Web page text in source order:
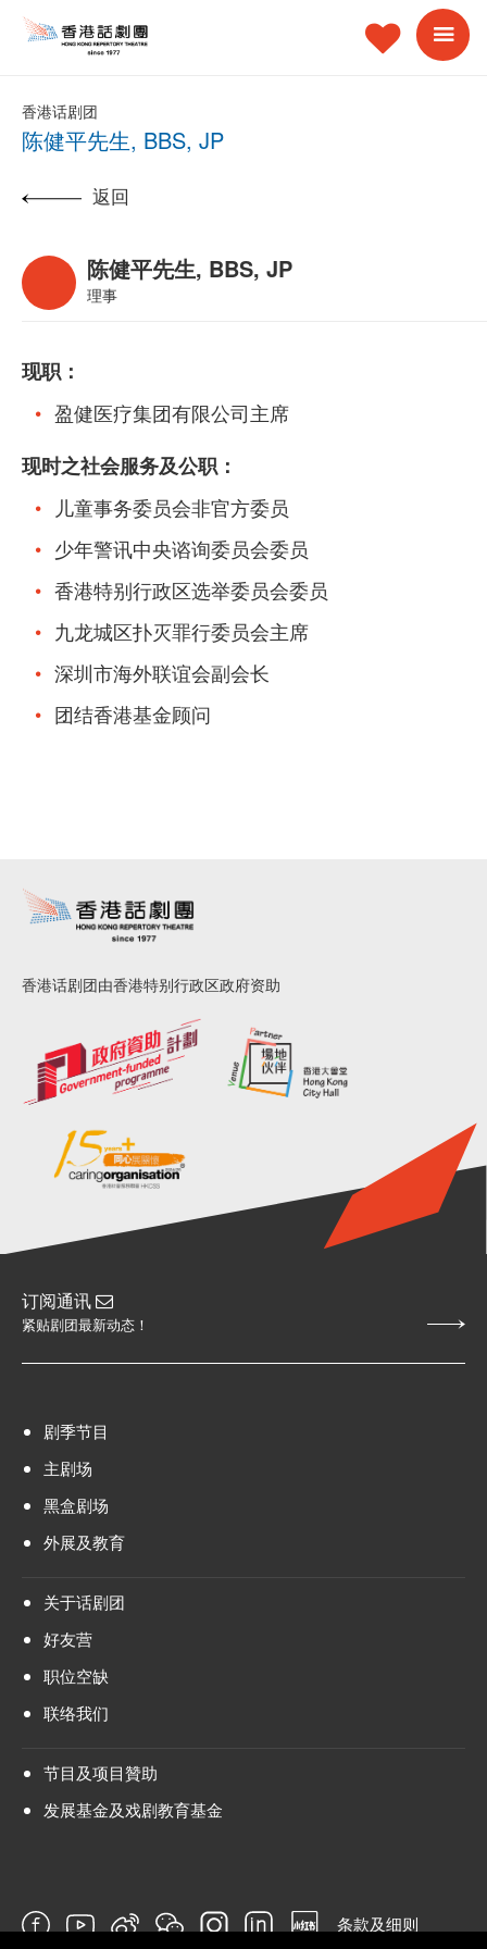
香港话剧团
陈健平先生, BBS, JP
返回
陈健平先生, BBS, JP
理事
现职：
盈健医疗集团有限公司主席
现时之社会服务及公职：
儿童事务委员会非官方委员
少年警讯中央谘询委员会委员
香港特别行政区选举委员会委员
九龙城区扑灭罪行委员会主席
深圳市海外联谊会副会长
团结香港基金顾问
香港话剧团由香港特别行政区政府资助
订阅通讯
紧贴剧团最新动态！
剧季节目
主剧场
黑盒剧场
外展及教育
关于话剧团
好友营
职位空缺
联络我们
节目及项目贊助
发展基金及戏剧教育基金
条款及细则